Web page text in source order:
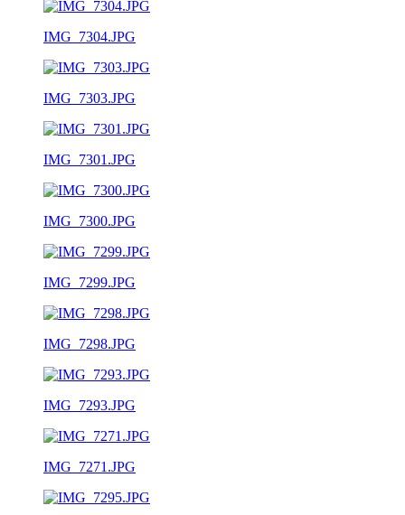
IMG_7304.JPG
IMG_7303.JPG
IMG_7301.JPG
IMG_7300.JPG
IMG_7299.JPG
IMG_7298.JPG
IMG_7293.JPG
IMG_7271.JPG